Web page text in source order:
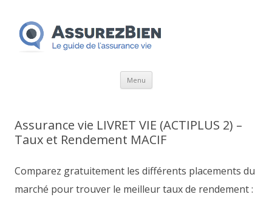
Menu Aller
Assurance vie LIVRET VIE (ACTIPLUS 2) –
Taux et Rendement MACIF
Comparez gratuitement les différents placements du
marché pour trouver le meilleur taux de rendement :